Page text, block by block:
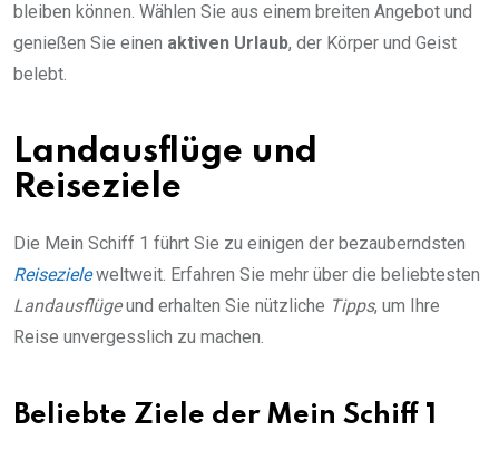
bleiben können. Wählen Sie aus einem breiten Angebot und
genießen Sie einen aktiven Urlaub, der Körper und Geist
belebt.
Landausflüge und
Reiseziele
Die Mein Schiff 1 führt Sie zu einigen der bezauberndsten
Reisezieleweltweit. Erfahren Sie mehr über die beliebtesten
Landausflügeund erhalten Sie nützliche Tipps, um Ihre
Reise unvergesslich zu machen.
Beliebte Ziele der Mein Schiff 1